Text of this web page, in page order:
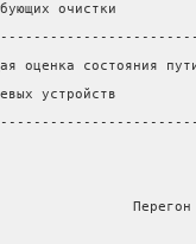
очистки
оценка
устройств